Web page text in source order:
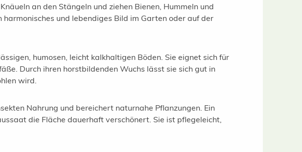
an den Stängeln und ziehen Bienen, Hummeln und
und lebendiges Bild im Garten oder auf der
humosen, leicht kalkhaltigen Böden. Sie eignet sich für
Durch ihren horstbildenden Wuchs lässt sie sich gut in
wird.
Nahrung und bereichert naturnahe Pflanzungen. Ein
die Fläche dauerhaft verschönert. Sie ist pflegeleicht,